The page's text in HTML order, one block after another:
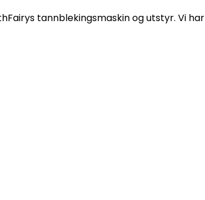
tannblekingsmaskin og utstyr. Vi